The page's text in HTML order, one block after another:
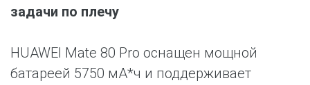
задачи по плечу
HUAWEI Mate 80 Pro оснащен мощной
батареей 5750 мА*ч и поддерживает